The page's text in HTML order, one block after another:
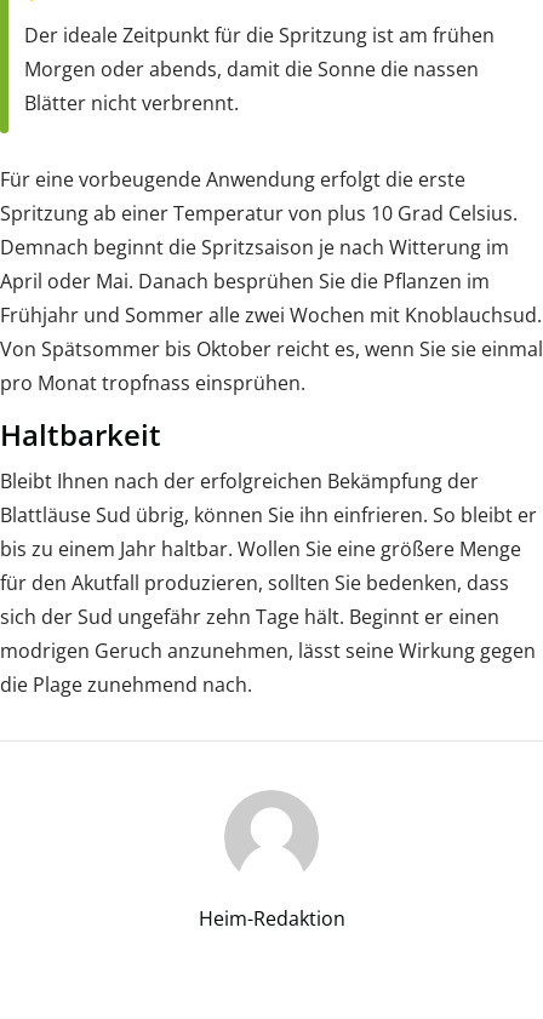
Der ideale Zeitpunkt für die Spritzung ist am frühen
Morgen oder abends, damit die Sonne die nassen
Blätter nicht verbrennt.
Für eine vorbeugende Anwendung erfolgt die erste
Spritzung ab einer Temperatur von plus 10 Grad Celsius.
Demnach beginnt die Spritzsaison je nach Witterung im
April oder Mai. Danach besprühen Sie die Pflanzen im
Frühjahr und Sommer alle zwei Wochen mit Knoblauchsud.
Von Spätsommer bis Oktober reicht es, wenn Sie sie einmal
pro Monat tropfnass einsprühen.
Haltbarkeit
Bleibt Ihnen nach der erfolgreichen Bekämpfung der
Blattläuse Sud übrig, können Sie ihn einfrieren. So bleibt er
bis zu einem Jahr haltbar. Wollen Sie eine größere Menge
für den Akutfall produzieren, sollten Sie bedenken, dass
sich der Sud ungefähr zehn Tage hält. Beginnt er einen
modrigen Geruch anzunehmen, lässt seine Wirkung gegen
die Plage zunehmend nach.
Heim-Redaktion